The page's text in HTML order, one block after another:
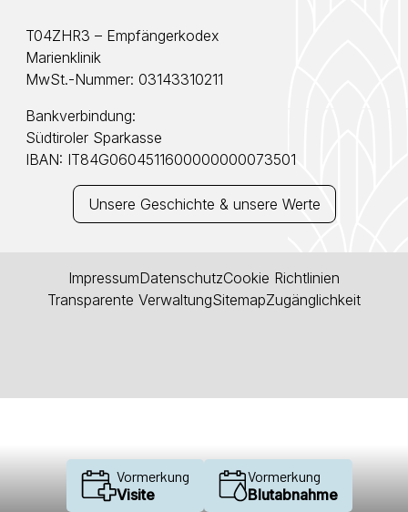
T04ZHR3 – Empfängerkodex
Marienklinik
MwSt.-Nummer: 03143310211
Bankverbindung:
Südtiroler Sparkasse
IBAN: IT84G0604511600000000073501
Unsere Geschichte & unsere Werte
ImpressumDatenschutzCookie Richtlinien
Transparente VerwaltungSitemapZugänglichkeit
Vormerkung
Visite
Vormerkung
Blutabnahme